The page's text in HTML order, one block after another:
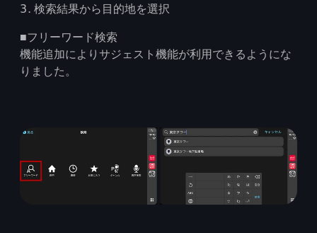
3. 検索結果から目的地を選択
■フリーワード検索
機能追加によりサジェスト機能が利用できるようにな
りました。